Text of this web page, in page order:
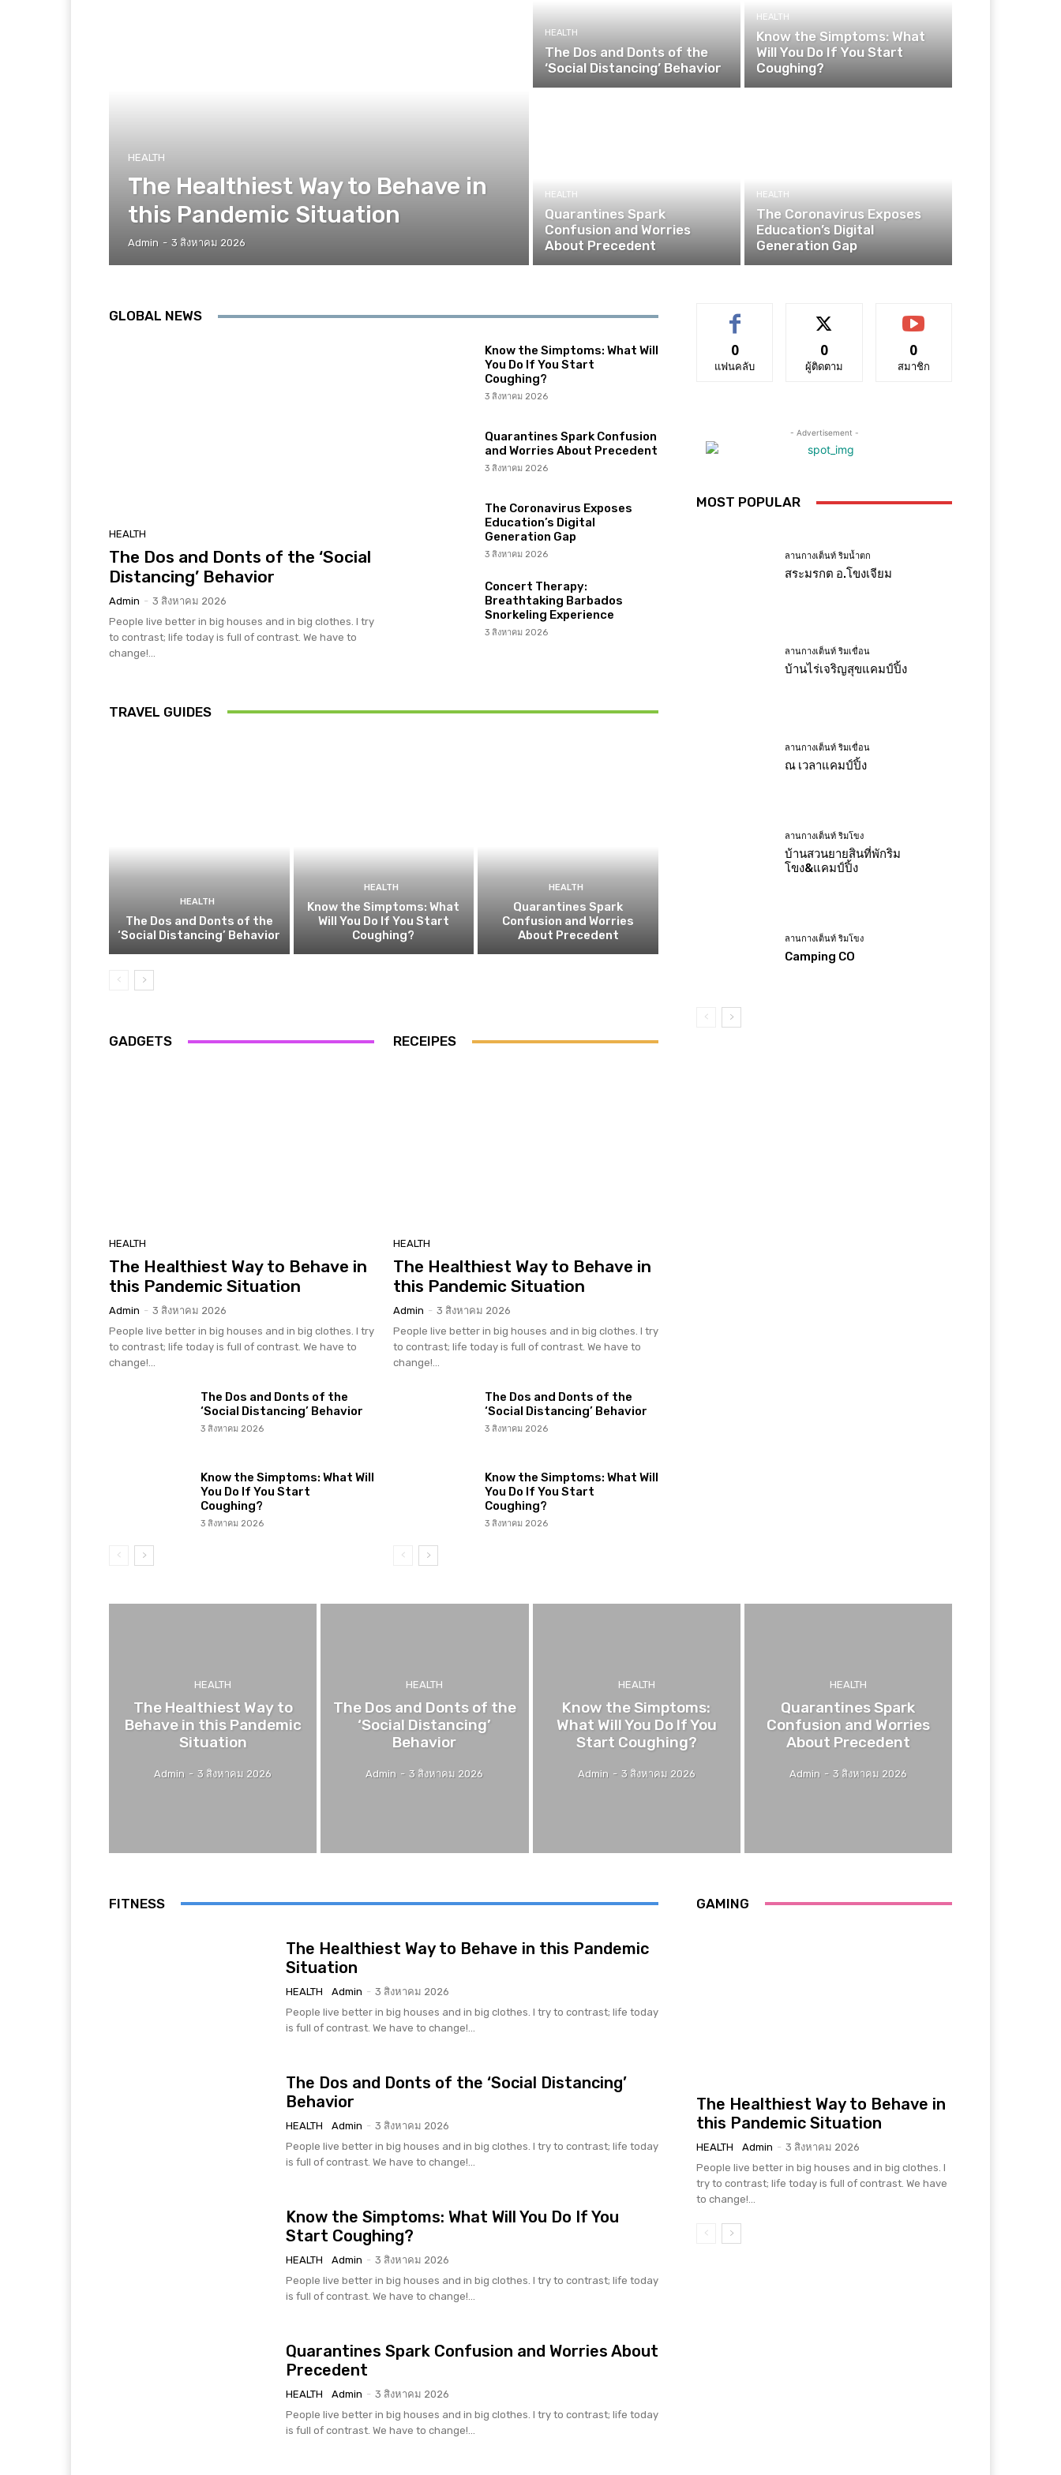
HEALTH
The Healthiest Way to Behave in
this Pandemic Situation
Admin - 3 สิงหาคม 2026
HEALTH
The Dos and Donts of the
‘Social Distancing’ Behavior
HEALTH
Know the Simptoms: What
Will You Do If You Start
Coughing?
HEALTH
Quarantines Spark
Confusion and Worries
About Precedent
HEALTH
The Coronavirus Exposes
Education’s Digital
Generation Gap
GLOBAL NEWS
HEALTH
The Dos and Donts of the ‘Social
Distancing’ Behavior
Admin - 3 สิงหาคม 2026
People live better in big houses and in big clothes. I try
to contrast; life today is full of contrast. We have to
change!...
Know the Simptoms: What Will
You Do If You Start
Coughing?
3 สิงหาคม 2026
Quarantines Spark Confusion
and Worries About Precedent
3 สิงหาคม 2026
The Coronavirus Exposes
Education’s Digital
Generation Gap
3 สิงหาคม 2026
Concert Therapy:
Breathtaking Barbados
Snorkeling Experience
3 สิงหาคม 2026
TRAVEL GUIDES
HEALTH
The Dos and Donts of the
‘Social Distancing’ Behavior
HEALTH
Know the Simptoms: What
Will You Do If You Start
Coughing?
HEALTH
Quarantines Spark
Confusion and Worries
About Precedent
GADGETS
HEALTH
The Healthiest Way to Behave in
this Pandemic Situation
Admin - 3 สิงหาคม 2026
People live better in big houses and in big clothes. I try
to contrast; life today is full of contrast. We have to
change!...
The Dos and Donts of the
‘Social Distancing’ Behavior
3 สิงหาคม 2026
Know the Simptoms: What Will
You Do If You Start
Coughing?
3 สิงหาคม 2026
RECEIPES
HEALTH
The Healthiest Way to Behave in
this Pandemic Situation
Admin - 3 สิงหาคม 2026
People live better in big houses and in big clothes. I try
to contrast; life today is full of contrast. We have to
change!...
The Dos and Donts of the
‘Social Distancing’ Behavior
3 สิงหาคม 2026
Know the Simptoms: What Will
You Do If You Start
Coughing?
3 สิงหาคม 2026
0
แฟนคลับ
0
ผู้ติดตาม
0
สมาชิก
- Advertisement -
MOST POPULAR
ลานกางเต็นท์ ริมน้ำตก
สระมรกต อ.โขงเจียม
ลานกางเต็นท์ ริมเขื่อน
บ้านไร่เจริญสุขแคมป์ปิ้ง
ลานกางเต็นท์ ริมเขื่อน
ณ เวลาแคมป์ปิ้ง
ลานกางเต็นท์ ริมโขง
บ้านสวนยายสินที่พักริม
โขง&แคมป์ปิ้ง
ลานกางเต็นท์ ริมโขง
Camping CO
HEALTH
The Healthiest Way to
Behave in this Pandemic
Situation
Admin - 3 สิงหาคม 2026
HEALTH
The Dos and Donts of the
‘Social Distancing’
Behavior
Admin - 3 สิงหาคม 2026
HEALTH
Know the Simptoms:
What Will You Do If You
Start Coughing?
Admin - 3 สิงหาคม 2026
HEALTH
Quarantines Spark
Confusion and Worries
About Precedent
Admin - 3 สิงหาคม 2026
FITNESS
The Healthiest Way to Behave in this Pandemic
Situation
HEALTH Admin - 3 สิงหาคม 2026
People live better in big houses and in big clothes. I try to contrast; life today
is full of contrast. We have to change!...
The Dos and Donts of the ‘Social Distancing’
Behavior
HEALTH Admin - 3 สิงหาคม 2026
People live better in big houses and in big clothes. I try to contrast; life today
is full of contrast. We have to change!...
Know the Simptoms: What Will You Do If You
Start Coughing?
HEALTH Admin - 3 สิงหาคม 2026
People live better in big houses and in big clothes. I try to contrast; life today
is full of contrast. We have to change!...
Quarantines Spark Confusion and Worries About
Precedent
HEALTH Admin - 3 สิงหาคม 2026
People live better in big houses and in big clothes. I try to contrast; life today
is full of contrast. We have to change!...
GAMING
The Healthiest Way to Behave in
this Pandemic Situation
HEALTH Admin - 3 สิงหาคม 2026
People live better in big houses and in big clothes. I
try to contrast; life today is full of contrast. We have
to change!...